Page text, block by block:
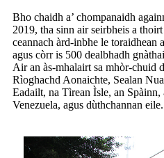
Bho chaidh a’ chompanaidh
2019, tha sinn air seirbheis a
ceannach àrd-inbhe le toraidhean
agus còrr is 500 dealbhadh
Air an às-mhalairt sa mhòr-chuid
Rìoghachd Aonaichte, Sealan
Eadailt, na Tìrean Ìsle, an Spàinn,
Venezuela, agus dùthchannan eile.